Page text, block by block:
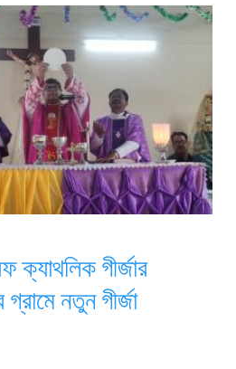
ক্যাথলিক গীর্জার
নতুন গীর্জা